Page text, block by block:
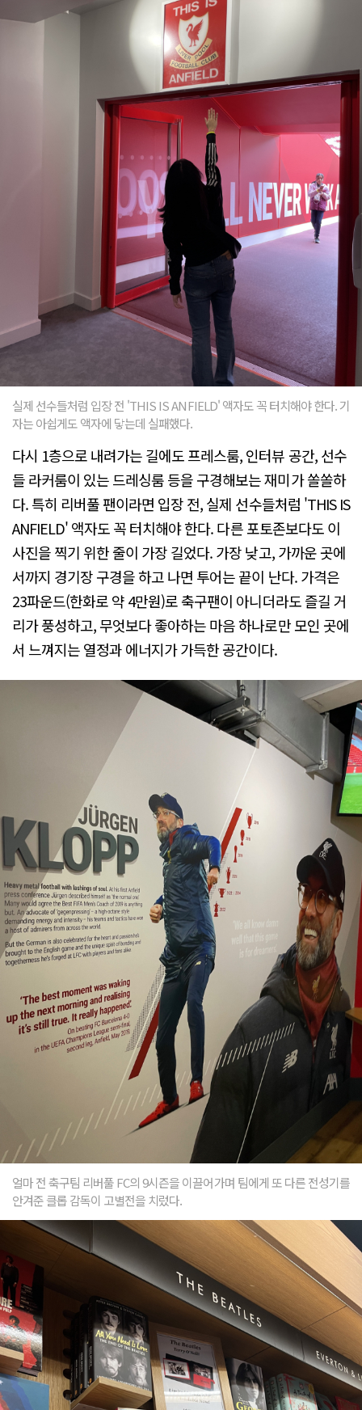
실제 선수들처럼 입장 전 'THIS IS ANFIELD' 액자도 꼭 터치해야 한다. 기
자는 아쉽게도 액자에 닿는데 실패했다.
다시 1층으로 내려가는 길에도 프레스룸, 인터뷰 공간, 선수
들 라커룸이 있는 드레싱룸 등을 구경해보는 재미가 쏠쏠하
다. 특히 리버풀 팬이라면 입장 전, 실제 선수들처럼 'THIS IS
ANFIELD' 액자도 꼭 터치해야 한다. 다른 포토존보다도 이
사진을 찍기 위한 줄이 가장 길었다. 가장 낮고, 가까운 곳에
서까지 경기장 구경을 하고 나면 투어는 끝이 난다. 가격은
23파운드(한화로 약 4만원)로 축구팬이 아니더라도 즐길 거
리가 풍성하고, 무엇보다 좋아하는 마음 하나로만 모인 곳에
서 느껴지는 열정과 에너지가 가득한 공간이다.
얼마 전 축구팀 리버풀 FC의 9시즌을 이끌어가며 팀에게 또 다른 전성기를
안겨준 클롭 감독이 고별전을 치렀다.